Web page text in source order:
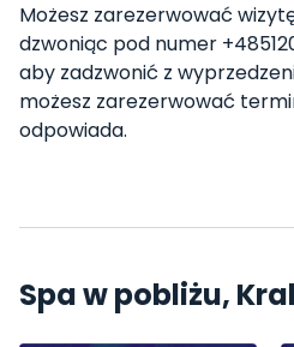
Możesz zarezerwować
dzwoniąc pod numer
aby zadzwonić z
możesz zarezerwować
odpowiada.
Spa w pobliżu,